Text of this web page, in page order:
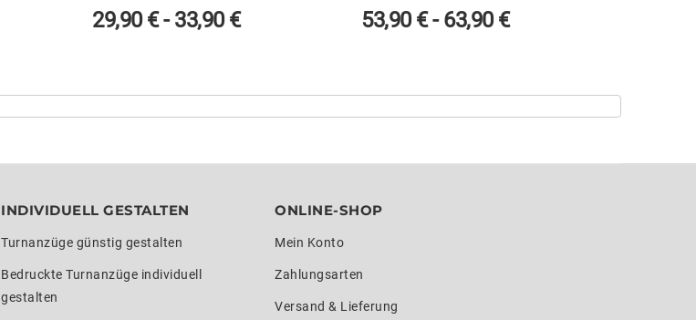
29,90€-33,90€ 53,90€-63,90€
INDIVIDUELL GESTALTEN
Turnanzüge günstig gestalten
Bedruckte Turnanzüge individuell
gestalten
ONLINE-SHOP
Mein Konto
Zahlungsarten
Versand & Lieferung